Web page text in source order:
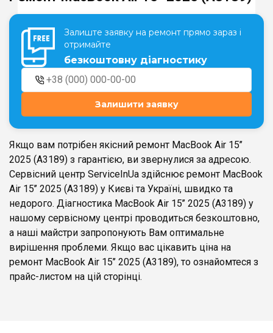
Театральна
м. Київ, вул. Хрещатик 44-A м. Київ, вул. Анни Ахматової, 30
Оболонь
м. Київ, ТЦ LAKE PLAZA, вул. Героїв
полку “Азов”, 12
Дарниця
м. Київ, Комфорт Таун, вул.
Березнева, 16, корпус 3
Залиште заявку на ремонт прямо зараз і
отримайте
безкоштовну діагностику
Залишити заявку
Якщо вам потрібен якісний ремонт MacBook Air 15’’
2025 (A3189) з гарантією, ви звернулися за адресою.
Сервісний центр ServiceInUa здійснює ремонт MacBook
Air 15’’ 2025 (A3189) у Києві та Україні, швидко та
недорого. Діагностика MacBook Air 15’’ 2025 (A3189) у
нашому сервісному центрі проводиться безкоштовно,
а наші майстри запропонують Вам оптимальне
вирішення проблеми. Якщо вас цікавить ціна на
ремонт MacBook Air 15’’ 2025 (A3189), то ознайомтеся з
прайс-листом на цій сторінці.